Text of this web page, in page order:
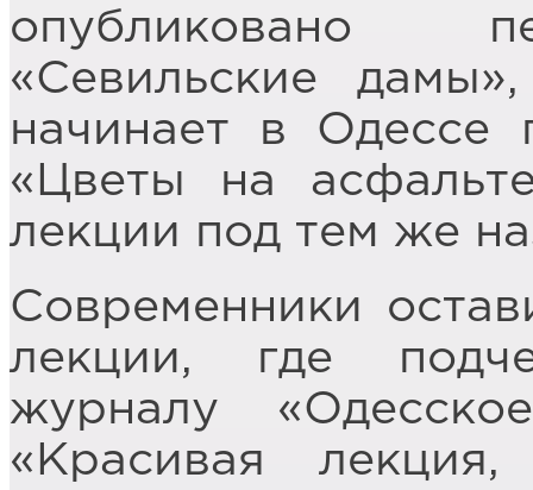
опубликовано
«Севильские
начинает в Одессе
«Цветы на
лекции под тем же
Современники
лекции, где
журналу
«Красивая